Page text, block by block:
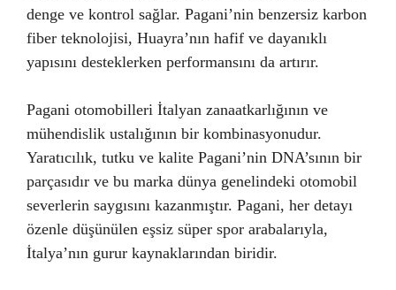
denge ve kontrol sağlar. Pagani’nin benzersiz karbon
fiber teknolojisi, Huayra’nın hafif ve dayanıklı
yapısını desteklerken performansını da artırır.
Pagani otomobilleri İtalyan zanaatkarlığının ve
mühendislik ustalığının bir kombinasyonudur.
Yaratıcılık, tutku ve kalite Pagani’nin DNA’sının bir
parçasıdır ve bu marka dünya genelindeki otomobil
severlerin saygısını kazanmıştır. Pagani, her detayı
özenle düşünülen eşsiz süper spor arabalarıyla,
İtalya’nın gurur kaynaklarından biridir.